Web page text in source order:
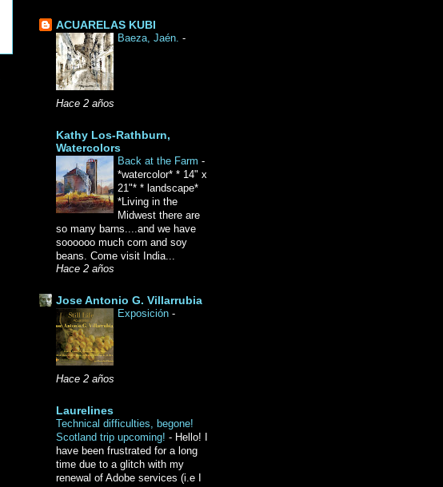
ACUARELAS KUBI
Baeza, Jaén. -
Hace 2 años
Kathy Los-Rathburn,
Watercolors
Back at the Farm -
*watercolor* * 14" x
21"* * landscape*
*Living in the
Midwest there are
so many barns....and we have
soooooo much corn and soy
beans. Come visit India...
Hace 2 años
Jose Antonio G. Villarrubia
Exposición -
Hace 2 años
Laurelines
Technical difficulties, begone!
Scotland trip upcoming! - Hello! I
have been frustrated for a long
time due to a glitch with my
renewal of Adobe services (i.e I